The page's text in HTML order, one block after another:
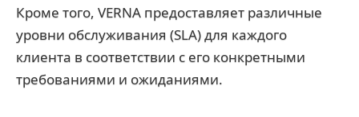
Кроме того, VERNA предоставляет различные
уровни обслуживания (SLA) для каждого
клиента в соответствии с его конкретными
требованиями и ожиданиями.